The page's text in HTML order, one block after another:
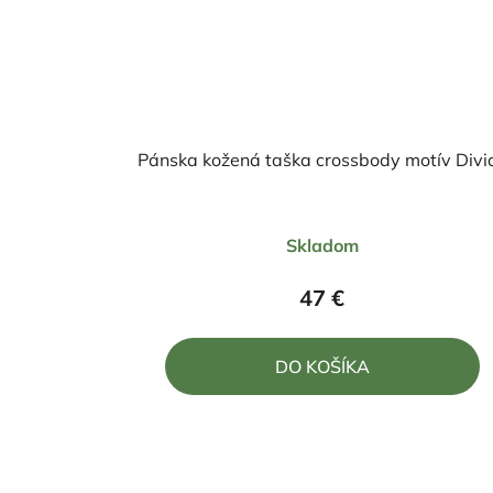
Pánska kožená taška crossbody motív
hodnotenie
produktu
z
Skladom
47 €
DO KOŠÍKA